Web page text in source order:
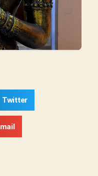
Twitter